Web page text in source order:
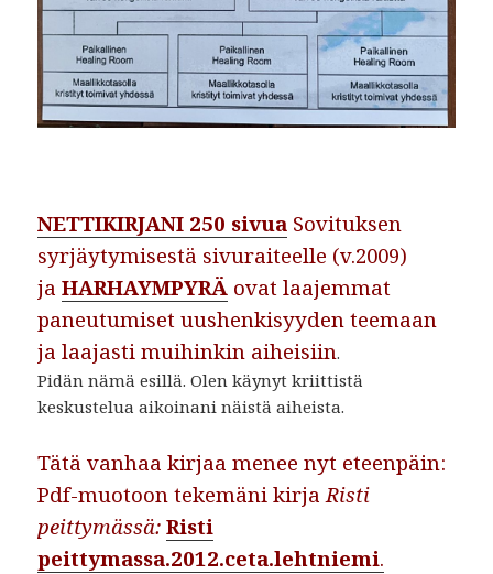
NETTIKIRJANI 250 sivua Sovituksen
syrjäytymisestä sivuraiteelle (v.2009)
jaHARHAYMPYRÄ ovat laajemmat
paneutumiset uushenkisyyden teemaan
ja laajasti muihinkin aiheisiin.
Pidän nämä esillä. Olen käynyt kriittistä
keskustelua aikoinani näistä aiheista.
Tätä vanhaa kirjaa menee nyt eteenpäin:
Pdf-muotoon tekemäni kirja Risti
peittymässä:Risti
peittymassa.2012.ceta.lehtniemi.